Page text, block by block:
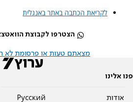
לקריאת הכתבה באתר באנגלית
הצטרפו לקבוצת
מצאתם טעות או פרסומת לא
פנו אלינו
אודות
Pусский